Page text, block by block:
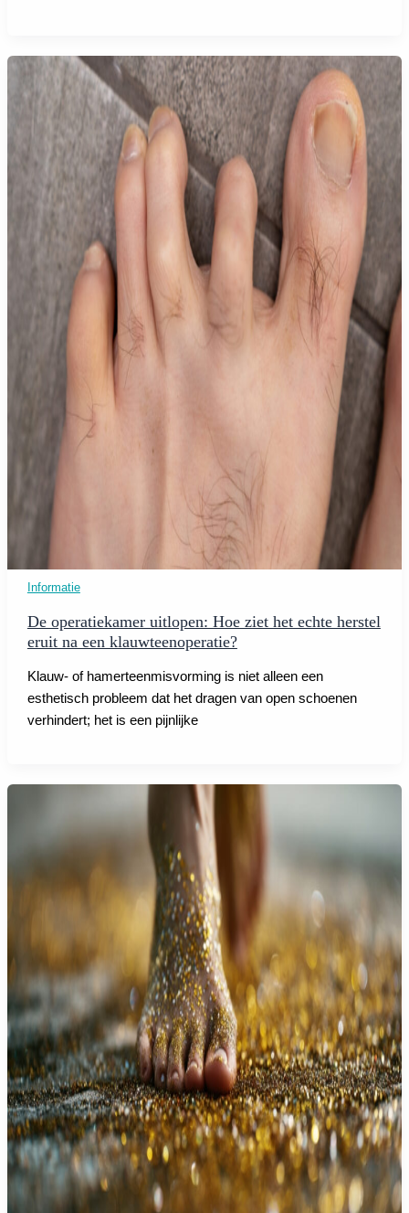
Informatie
De operatiekamer uitlopen: Hoe ziet het echte herstel
eruit na een klauwteenoperatie?
Klauw- of hamerteenmisvorming is niet alleen een
esthetisch probleem dat het dragen van open schoenen
verhindert; het is een pijnlijke